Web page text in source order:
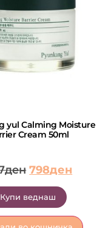
yul Calming Moisture
Cream 50ml
ден 798ден
Купи веднаш